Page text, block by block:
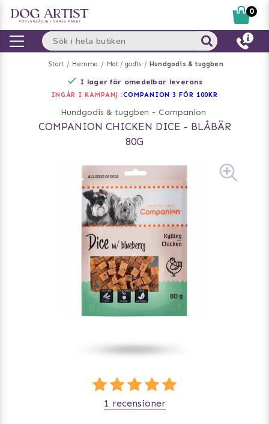
Start Hemma Mat / godis Hundgodis & tuggben
I lager för omedelbar leverans
INGÅR I KAMPANJ :COMPANION 3 FÖR 100KR
Hundgodis & tuggben - Companion
COMPANION CHICKEN DICE - BLÅBÄR
80G
1 recensioner
0